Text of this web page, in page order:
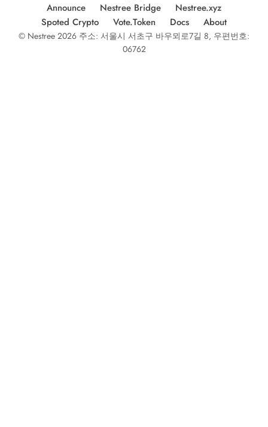
Announce Nestree Bridge
Nestree.xyz
Spoted Crypto
Vote.Token Docs About
© Nestree 2026 주소: 서울시 서초구 바우뫼로7길 8, 우편번호:
06762